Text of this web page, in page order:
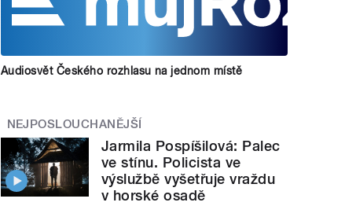
Audiosvět Českého rozhlasu na jednom místě
NEJPOSLOUCHANĚJŠÍ
Jarmila Pospíšilová: Palec
ve stínu. Policista ve
výslužbě vyšetřuje vraždu
v horské osadě